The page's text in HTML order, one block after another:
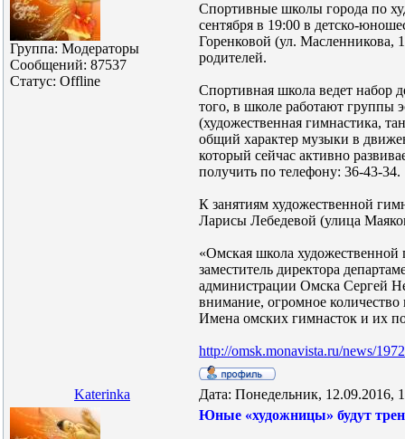
Группа: Модераторы
Сообщений: 87537
Статус: Offline
Спортивные школы города по
сентября в 19:00 в детско-
Горенковой (ул. Масленникова,
родителей.
Спортивная школа ведет набор
того, в школе работают группы
(художественная гимнастика,
общий характер музыки в
который сейчас активно
получить по телефону: 36-43-34.
К занятиям художественной
Ларисы Лебедевой (улица
«Омская школа
заместитель директора
администрации Омска Сергей
внимание, огромное
Имена омских гимнасток и их
http://omsk.monavista.ru/news/
Katerinka Дата: Понедельник, 12.09.2016,
Юные «художницы» будут